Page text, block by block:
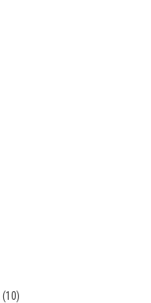
(10)